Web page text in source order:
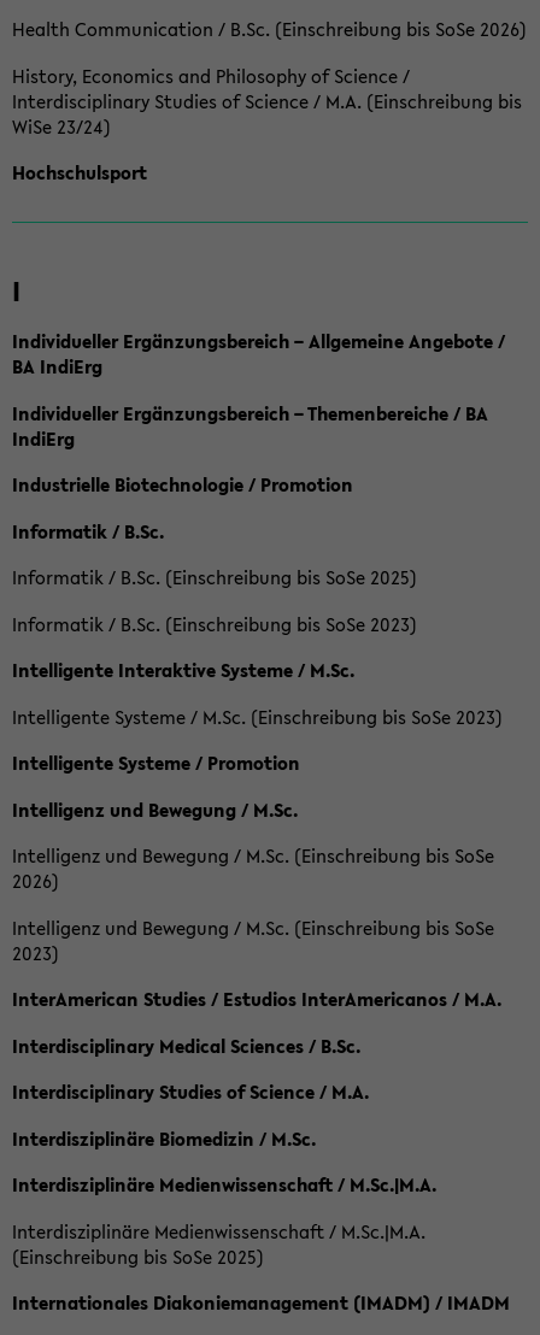
Health Communication / B.Sc. (Einschreibung bis SoSe 2026)
History, Economics and Philosophy of Science /
Interdisciplinary Studies of Science / M.A. (Einschreibung bis
WiSe 23/24)
Hochschulsport
I
Individueller Ergänzungsbereich – Allgemeine Angebote /
BA IndiErg
Individueller Ergänzungsbereich – Themenbereiche / BA
IndiErg
Industrielle Biotechnologie / Promotion
Informatik / B.Sc.
Informatik / B.Sc. (Einschreibung bis SoSe 2025)
Informatik / B.Sc. (Einschreibung bis SoSe 2023)
Intelligente Interaktive Systeme / M.Sc.
Intelligente Systeme / M.Sc. (Einschreibung bis SoSe 2023)
Intelligente Systeme / Promotion
Intelligenz und Bewegung / M.Sc.
Intelligenz und Bewegung / M.Sc. (Einschreibung bis SoSe
2026)
Intelligenz und Bewegung / M.Sc. (Einschreibung bis SoSe
2023)
InterAmerican Studies / Estudios InterAmericanos / M.A.
Interdisciplinary Medical Sciences / B.Sc.
Interdisciplinary Studies of Science / M.A.
Interdisziplinäre Biomedizin / M.Sc.
Interdisziplinäre Medienwissenschaft / M.Sc.|M.A.
Interdisziplinäre Medienwissenschaft / M.Sc.|M.A.
(Einschreibung bis SoSe 2025)
Internationales Diakoniemanagement (IMADM) / IMADM